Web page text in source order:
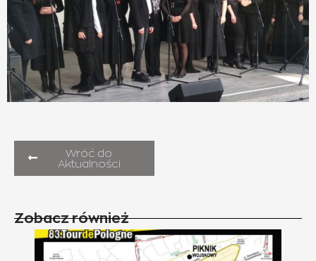
Wróć do
Aktualności
Zobacz również